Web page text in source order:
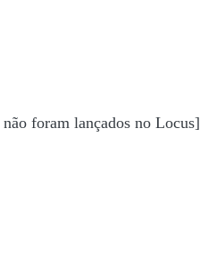
foram lançados no Locus]